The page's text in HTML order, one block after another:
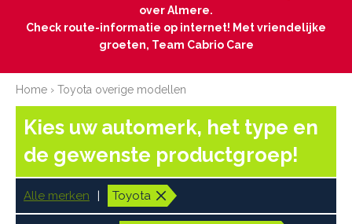
over Almere.
Check route-informatie op internet! Met vriendelijke
groeten, Team Cabrio Care
Home › Toyota overige modellen
Kies uw automerk, het type en
de gewenste productgroep!
Alle merken Toyota